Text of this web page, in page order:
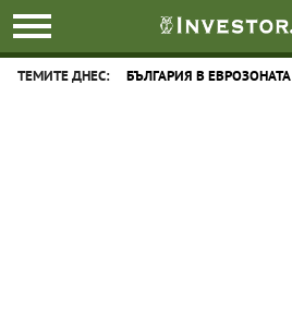
ТЕМИТЕ ДНЕС: БЪЛГАРИЯ В ЕВРОЗОНАТА